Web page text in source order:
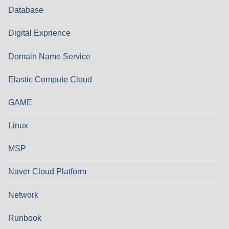
Database
Digital Exprience
Domain Name Service
Elastic Compute Cloud
GAME
Linux
MSP
Naver Cloud Platform
Network
Runbook